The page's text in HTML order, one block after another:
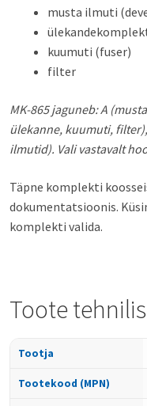
musta ilmuti
kuumuti (fuser)
filter
MK-865 jaguneb: A
ülekanne, kuumuti,
ilmutid). Vali vastavalt
Täpne komplekti
dokumentatsioonis.
komplekti valida.
Toote
Tootja
Tootekood (MPN)